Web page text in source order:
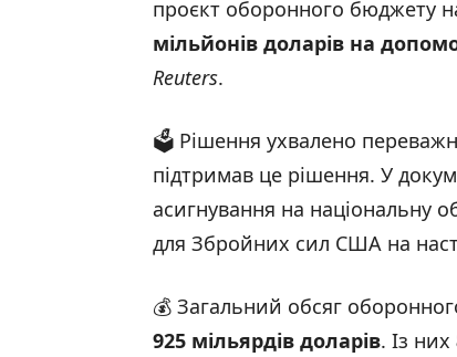
проєкт оборонного бюджету
мільйонів доларів на
Reuters.
🗳️ Рішення ухвалено
підтримав це рішення. У
асигнування на національну
для Збройних сил США на
💰 Загальний обсяг
925 мільярдів доларів. Із них